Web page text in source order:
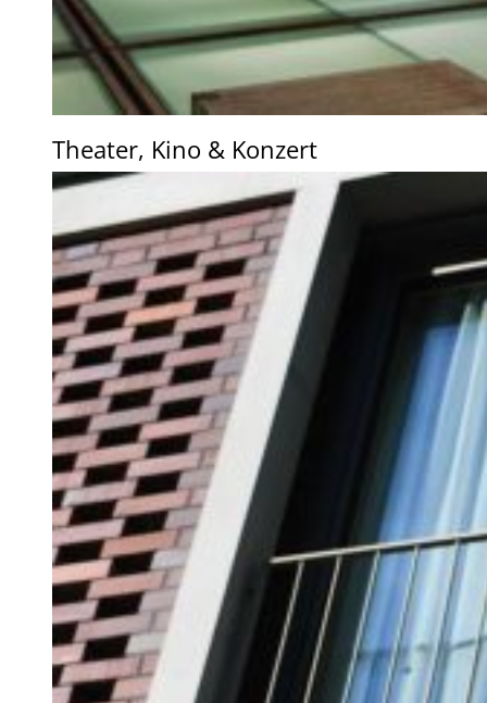
Theater, Kino & Konzert